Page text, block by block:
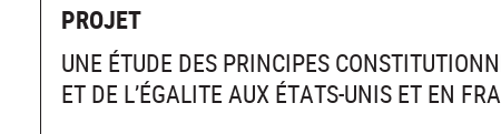
PROJET
UNE ÉTUDE DES PRINCIPES
ET DE L’ÉGALITE AUX ÉTATS-UNIS ET EN